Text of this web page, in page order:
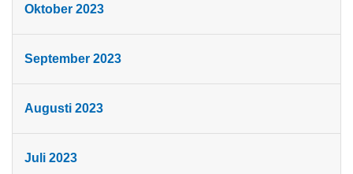
Oktober 2023
September 2023
Augusti 2023
Juli 2023